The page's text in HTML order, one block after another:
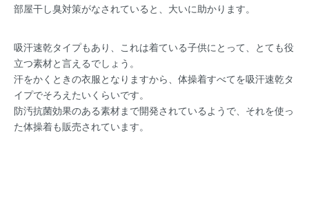
部屋干し臭対策がなされていると、大いに助かります。
吸汗速乾タイプもあり、これは着ている子供にとって、とても役
立つ素材と言えるでしょう。
汗をかくときの衣服となりますから、体操着すべてを吸汗速乾タ
イプでそろえたいくらいです。
防汚抗菌効果のある素材まで開発されているようで、それを使っ
た体操着も販売されています。